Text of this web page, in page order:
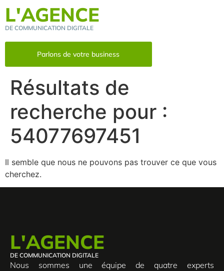
L'AGENCE
DE COMMUNICATION DIGITALE
Parlons de votre business
Résultats de
recherche pour :
54077697451
Il semble que nous ne pouvons pas trouver ce que vous
cherchez.
L'AGENCE
DE COMMUNICATION DIGITALE
Nous sommes une équipe de quatre experts